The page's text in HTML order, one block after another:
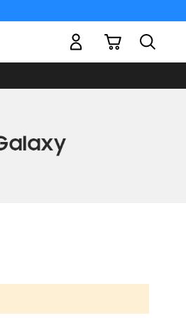
Mi carrito